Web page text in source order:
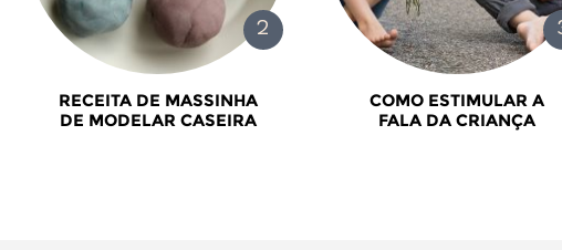
RECEITA DE MASSINHA
DE MODELAR CASEIRA
COMO ESTIMULAR A
FALA DA CRIANÇA